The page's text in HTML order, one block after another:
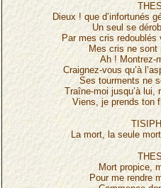
Dieux ! que d’infortunés
Un seul se
Par mes cris redoublés
Mes cris ne sont
Ah ! Montrez-
Craignez-vous qu’à
Ses tourments ne
Traîne-moi jusqu’à lui,
Viens, je prends ton
La mort, la seule
Mort propice,
Pour me rendre